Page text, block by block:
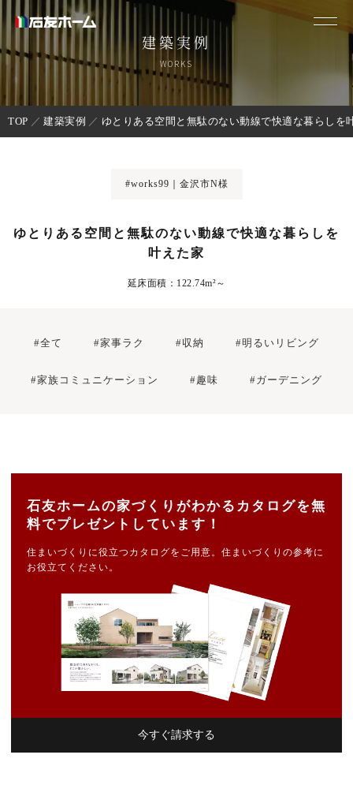
建築実例
WORKS
TOP 建築実例 ゆとりある空間と無駄のない動線で快適な暮らしを
#works99｜金沢市N様
ゆとりある空間と無駄のない動線で快適な暮らしを
叶えた家
延床面積：122.74m²～
#全て #家事ラク #収納 #明るいリビング
#家族コミュニケーション #趣味 #ガーデニング
石友ホームの家づくりがわかるカタログを無
料でプレゼントしています！
住まいづくりに役立つカタログをご用意。住まいづくりの参考に
お役立てください。
今すぐ請求する